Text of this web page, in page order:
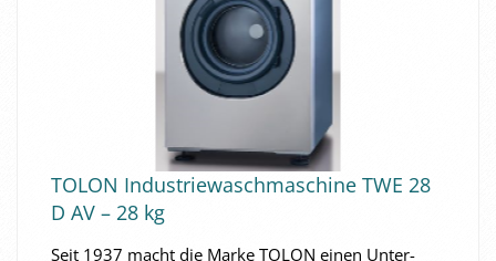
TOLON In­dus­trie­wasch­ma­schi­ne TWE 28
D AV – 28 kg
Seit 1937 macht die Marke TOLON einen Un­ter­